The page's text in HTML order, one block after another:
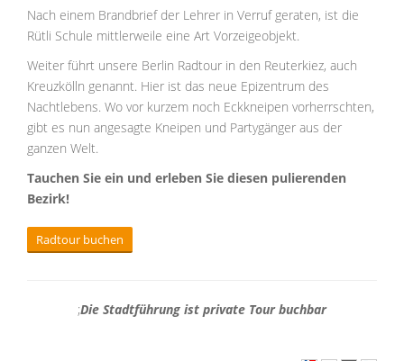
Nach einem Brandbrief der Lehrer in Verruf geraten, ist die
Rütli Schule mittlerweile eine Art Vorzeigeobjekt.
Weiter führt unsere Berlin Radtour in den Reuterkiez, auch
Kreuzkölln genannt. Hier ist das neue Epizentrum des
Nachtlebens. Wo vor kurzem noch Eckkneipen vorherrschten,
gibt es nun angesagte Kneipen und Partygänger aus der
ganzen Welt.
Tauchen Sie ein und erleben Sie diesen pulierenden
Bezirk!
Radtour buchen
;Die Stadtführung ist private Tour buchbar